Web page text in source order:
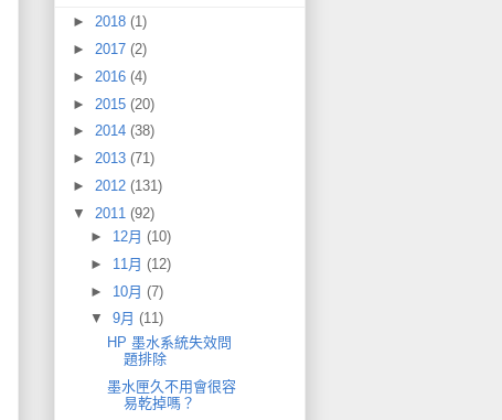
► 2018 (1)
► 2017 (2)
► 2016 (4)
► 2015 (20)
► 2014 (38)
► 2013 (71)
► 2012 (131)
▼ 2011 (92)
► 12月 (10)
► 11月 (12)
► 10月 (7)
▼ 9月 (11)
HP 墨水系統失效問
題排除
墨水匣久不用會很容
易乾掉嗎？